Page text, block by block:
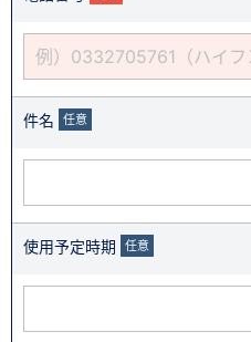
件名 任意
使用予定時期 任意